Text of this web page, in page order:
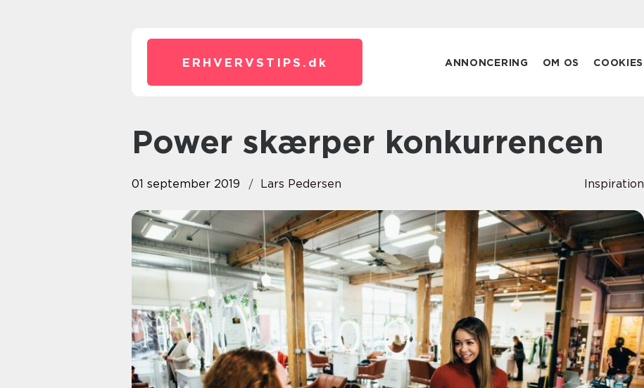
ERHVERVSTIPS. dk ANNONCERING OM OS COOKIES
Power skærper konkurrencen
01 september 2019 Lars Pedersen Inspiration